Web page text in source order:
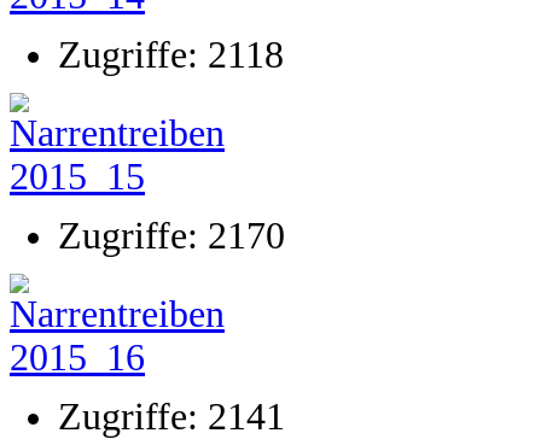
Zugriffe: 2118
Zugriffe: 2170
Zugriffe: 2141